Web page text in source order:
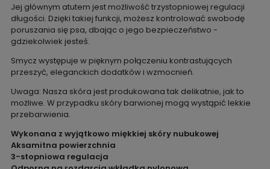
Jej głównym atutem jest możliwość trzystopniowej regulacji
długości. Dzięki takiej funkcji, możesz kontrolować swobodę
poruszania się psa, dbając o jego bezpieczeństwo -
gdziekolwiek jesteś.
Smycz występuje w pięknym połączeniu kontrastujących
przeszyć, eleganckich dodatków i wzmocnień.
Uwaga: Nasza skóra jest produkowana tak delikatnie, jak to
możliwe. W przypadku skóry barwionej mogą wystąpić lekkie
przebarwienia.
Wykonana z wyjątkowo miękkiej skóry nubukowej
Aksamitna powierzchnia
3-stopniowa regulacja